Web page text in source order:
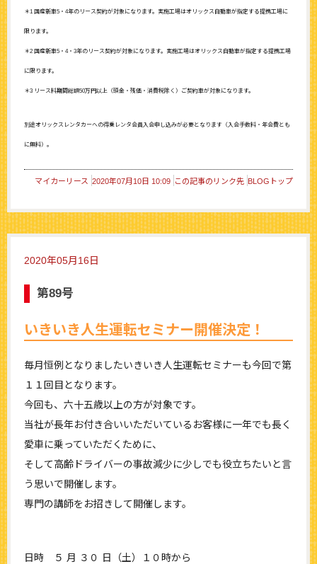
＊1 国産新車5・4年のリース契約が対象になります。実施工場はオリックス自動車が指定する提携工場に
限ります。
＊2 国産新車5・4・3年のリース契約が対象になります。実施工場はオリックス自動車が指定する提携工場
に限ります。
＊3 リース料期間総額50万円以上（頭金・残価・消費税除く）ご契約車が対象になります。
別途オリックスレンタカーへの得乗レンタ会員入会申し込みが必要となります（入会手数料・年会費とも
に無料）。
マイカーリース 2020年07月10日 10:09 この記事のリンク先 BLOGトップ
2020年05月16日
第89号
いきいき人生運転セミナー開催決定！
毎月恒例となりましたいきいき人生運転セミナーも今回で第
１１回目となります。
今回も、六十五歳以上の方が対象です。
当社が長年お付き合いいただいているお客様に一年でも長く
愛車に乗っていただくために、
そして高齢ドライバーの事故減少に少しでも役立ちたいと言
う思いで開催します。
専門の講師をお招きして開催します。
日時 ５ 月 ３０ 日（土）１０時から